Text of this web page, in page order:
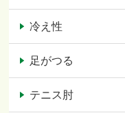
冷え性
足がつる
テニス肘